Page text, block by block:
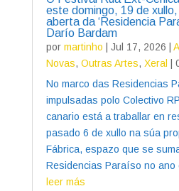
este domingo, 19 de
aberta da ‘Residencia
Darío Bardam
por martinho Jul 17, 2026
Novas, Outras Artes, Xeral
|
No marco das Residencias
impulsadas polo Colectivo
canario está a traballar en
pasado 6 de xullo na súa
Fábrica, espazo que se
Residencias Paraíso no ano
leer más